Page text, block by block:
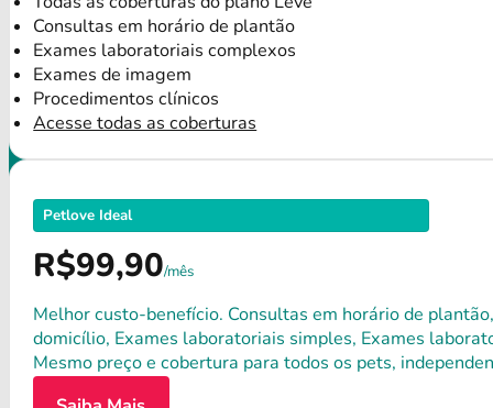
Consultas em horário de plantão
Exames laboratoriais complexos
Exames de imagem
Procedimentos clínicos
Acesse todas as coberturas
Petlove Ideal
R$99,90/mês
Melhor custo-benefício. Consultas em horário de
domicílio, Exames laboratoriais simples, Exames
Mesmo preço e cobertura para todos os pets,